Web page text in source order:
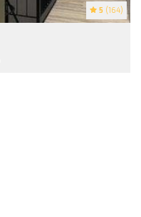
5 (164)